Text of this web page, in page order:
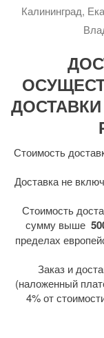
Калининград,
Стоимость
Доставка не
Стоимость
сумму выше
пределах
Заказ и
(наложенный
4% от